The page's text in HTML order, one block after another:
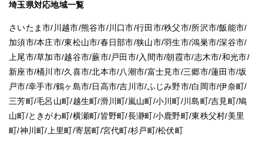
埼玉県対応地域一覧
さいたま市/川越市/熊谷市/川口市/行田市/秩父市/所沢市/飯能市/
加須市/本庄市/東松山市/春日部市/狭山市/羽生市/鴻巣市/深谷市/
上尾市/草加市/越谷市/蕨市/戸田市/入間市/朝霞市/志木市/和光市/
新座市/桶川市/久喜市/北本市/八潮市/富士見市/三郷市/蓮田市/坂
戸市/幸手市/鶴ヶ島市/日高市/吉川市/ふじみ野市/白岡市/伊奈町/
三芳町/毛呂山町/越生町/滑川町/嵐山町/小川町/川島町/吉見町/鳩
山町/ときがわ町/横瀬町/皆野町/長瀞町/小鹿野町/東秩父村/美里
町/神川町/上里町/寄居町/宮代町/杉戸町/松伏町